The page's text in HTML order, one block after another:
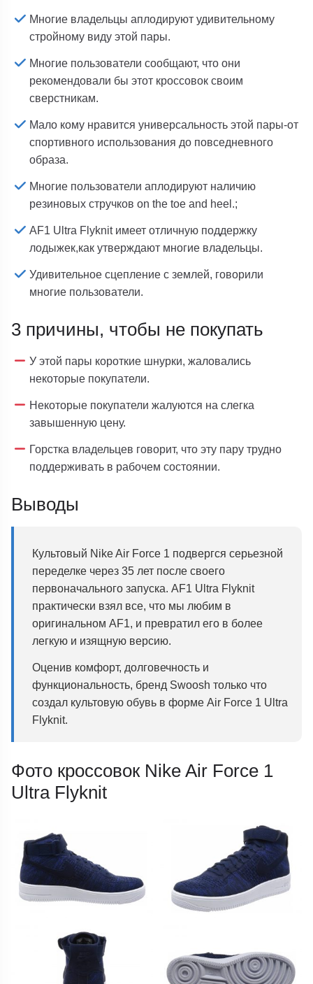
Многие владельцы аплодируют удивительному
стройному виду этой пары.
Многие пользователи сообщают, что они
рекомендовали бы этот кроссовок своим
сверстникам.
Мало кому нравится универсальность этой пары-от
спортивного использования до повседневного
образа.
Многие пользователи аплодируют наличию
резиновых стручков on the toe and heel.;
AF1 Ultra Flyknit имеет отличную поддержку
лодыжек,как утверждают многие владельцы.
Удивительное сцепление с землей, говорили
многие пользователи.
3 причины, чтобы не покупать
У этой пары короткие шнурки, жаловались
некоторые покупатели.
Некоторые покупатели жалуются на слегка
завышенную цену.
Горстка владельцев говорит, что эту пару трудно
поддерживать в рабочем состоянии.
Выводы
Культовый Nike Air Force 1 подвергся серьезной
переделке через 35 лет после своего
первоначального запуска. AF1 Ultra Flyknit
практически взял все, что мы любим в
оригинальном AF1, и превратил его в более
легкую и изящную версию.
Оценив комфорт, долговечность и
функциональность, бренд Swoosh только что
создал культовую обувь в форме Air Force 1 Ultra
Flyknit.
Фото кроссовок Nike Air Force 1
Ultra Flyknit